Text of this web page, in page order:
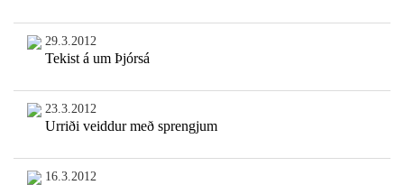
29.3.2012
Tekist á um Þjórsá
23.3.2012
Urriði veiddur með sprengjum
16.3.2012